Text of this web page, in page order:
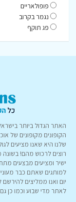
פופולאריים
נגמר בקרוב
פג תוקף
האתר הגדול ביותר
הקופונים מקופונים של
שלנו היא שאנו מציעים
רוצים לרכוש מהם!
ישיר ומציעים מבצעים
למותגים שאתם כבר
יום ואנו ממליצים להירשם
לאתר מדי שבוע וכמו כן